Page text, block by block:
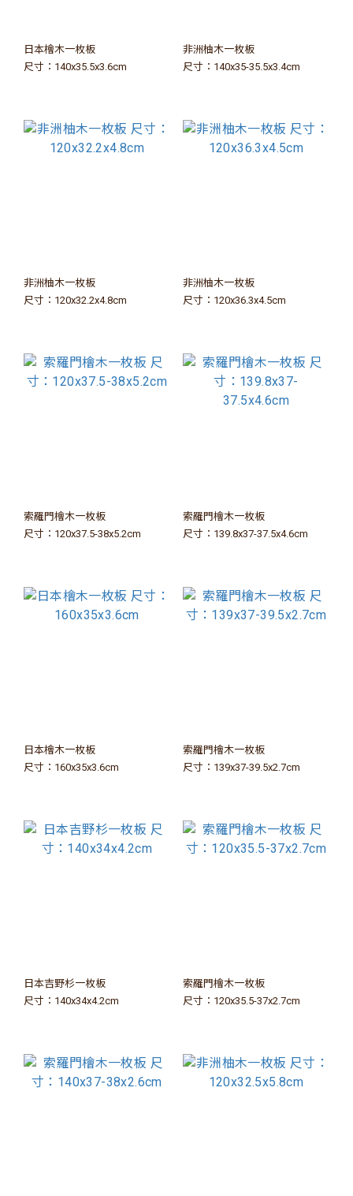
日本檜木一枚板
尺寸：140x35.5x3.6cm
非洲柚木一枚板
尺寸：140x35-35.5x3.4cm
非洲柚木一枚板
尺寸：120x32.2x4.8cm
非洲柚木一枚板
尺寸：120x36.3x4.5cm
索羅門檜木一枚板
尺寸：120x37.5-38x5.2cm
索羅門檜木一枚板
尺寸：139.8x37-37.5x4.6cm
日本檜木一枚板
尺寸：160x35x3.6cm
索羅門檜木一枚板
尺寸：139x37-39.5x2.7cm
日本吉野杉一枚板
尺寸：140x34x4.2cm
索羅門檜木一枚板
尺寸：120x35.5-37x2.7cm